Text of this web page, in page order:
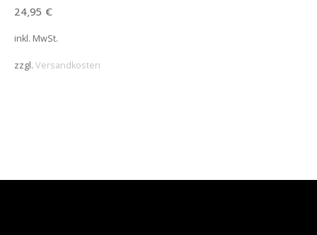
24,95 €
inkl. MwSt.
zzgl. Versandkosten